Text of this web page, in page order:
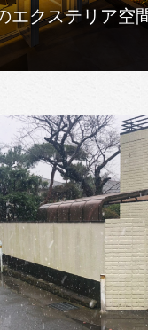
エクステリア空